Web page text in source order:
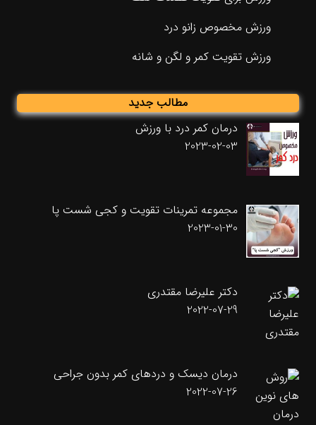
ورزش مخصوص زانو درد
ورزش تقویت کمر و لگن و شانه
مطالب جدید
درمان کمر درد با ورزش
2023-02-03
مجموعه تمرینات تقویت و کجی شست پا
2023-01-30
دکتر علیرضا مقتدری
2022-07-29
درمان دیسک و دردهای کمر بدون جراحی
2022-07-26